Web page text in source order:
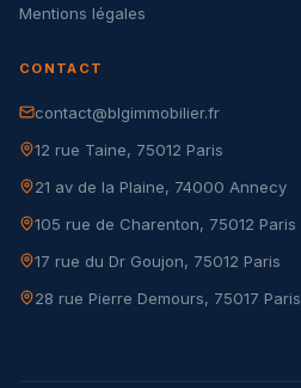
Mentions légales
CONTACT
contact@blgimmobilier.fr
12 rue Taine, 75012 Paris
21 av de la Plaine, 74000 Annecy
105 rue de Charenton, 75012 Paris
17 rue du Dr Goujon, 75012 Paris
28 rue Pierre Demours, 75017 Paris